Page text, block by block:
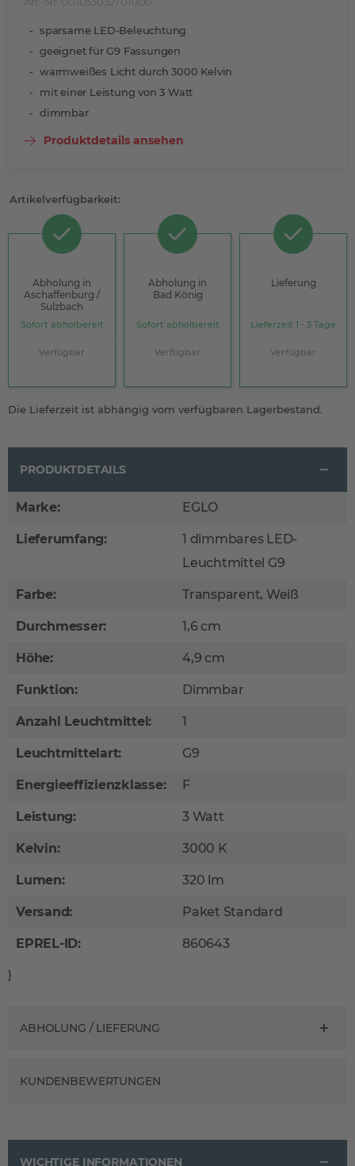
sparsame LED-Beleuchtung
geeignet für G9 Fassungen
warmweißes Licht durch 3000 Kelvin
mit einer Leistung von 3 Watt
dimmbar
Produktdetails ansehen
Artikelverfügbarkeit:
Abholung in
Aschaffenburg /
Sulzbach
Sofort abholbereit
Verfügbar
Abholung in
Bad König
Sofort abholbereit
Verfügbar
Lieferung
Lieferzeit 1 - 3 Tage
Verfügbar
Die Lieferzeit ist abhängig vom verfügbaren Lagerbestand.
PRODUKTDETAILS
Marke: EGLO
Lieferumfang:
1 dimmbares LED-
Leuchtmittel G9
Farbe: Transparent, Weiß
Durchmesser: 1,6 cm
Höhe: 4,9 cm
Funktion: Dimmbar
Anzahl Leuchtmittel: 1
Leuchtmittelart: G9
Energieeffizienzklasse: F
Leistung: 3 Watt
Kelvin: 3000 K
Lumen: 320 lm
Versand: Paket Standard
EPREL-ID: 860643
}
ABHOLUNG / LIEFERUNG
KUNDENBEWERTUNGEN
WICHTIGE INFORMATIONEN